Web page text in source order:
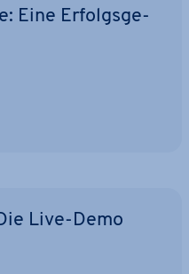
Eine Er­folgs­ge­
Live-Demo